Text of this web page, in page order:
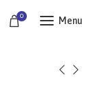
0 Menu